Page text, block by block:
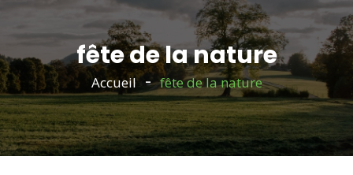
fête de la nature
Accueil fête de la nature